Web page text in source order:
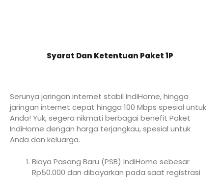
Syarat Dan Ketentuan Paket 1P
Serunya jaringan internet stabil IndiHome, hingga
jaringan internet cepat hingga 100 Mbps spesial untuk
Anda! Yuk, segera nikmati berbagai benefit Paket
IndiHome dengan harga terjangkau, spesial untuk
Anda dan keluarga.
Biaya Pasang Baru (PSB) IndiHome sebesar
Rp50.000 dan dibayarkan pada saat registrasi